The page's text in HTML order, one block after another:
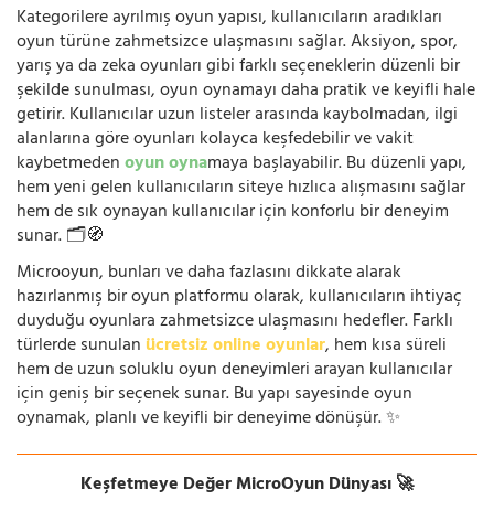
Kategorilere ayrılmış oyun yapısı, kullanıcıların aradıkları
oyun türüne zahmetsizce ulaşmasını sağlar. Aksiyon, spor,
yarış ya da zeka oyunları gibi farklı seçeneklerin düzenli bir
şekilde sunulması, oyun oynamayı daha pratik ve keyifli hale
getirir. Kullanıcılar uzun listeler arasında kaybolmadan, ilgi
alanlarına göre oyunları kolayca keşfedebilir ve vakit
kaybetmedenoyun oynamaya başlayabilir. Bu düzenli yapı,
hem yeni gelen kullanıcıların siteye hızlıca alışmasını sağlar
hem de sık oynayan kullanıcılar için konforlu bir deneyim
sunar. 🗂️🧭
Microoyun, bunları ve daha fazlasını dikkate alarak
hazırlanmış bir oyun platformu olarak, kullanıcıların ihtiyaç
duyduğu oyunlara zahmetsizce ulaşmasını hedefler. Farklı
türlerde sunulan ücretsiz online oyunlar, hem kısa süreli
hem de uzun soluklu oyun deneyimleri arayan kullanıcılar
için geniş bir seçenek sunar. Bu yapı sayesinde oyun
oynamak, planlı ve keyifli bir deneyime dönüşür. ✨
Keşfetmeye Değer MicroOyun Dünyası 🚀